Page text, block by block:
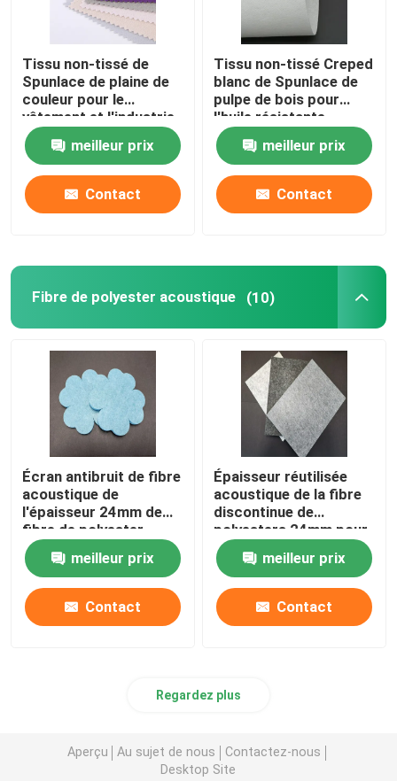
Tissu non-tissé de
Spunlace de plaine de
couleur pour le
vêtement et l'industrie
automobile
meilleur prix
Contact
Tissu non-tissé Creped
blanc de Spunlace de
pulpe de bois pour
l'huile résistante
moyenne
meilleur prix
Contact
Fibre de polyester acoustique (10)
Écran antibruit de fibre
acoustique de
l'épaisseur 24mm de
fibre de polyester
EN13501
meilleur prix
Contact
Épaisseur réutilisée
acoustique de la fibre
discontinue de
polyesters 24mm pour
le bureau
meilleur prix
Contact
Regardez plus
Aperçu Au sujet de nous
Contactez-nous
Desktop Site